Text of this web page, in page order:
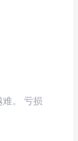
。 亏损